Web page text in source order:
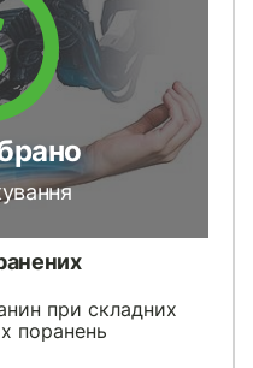
при складних
поранень